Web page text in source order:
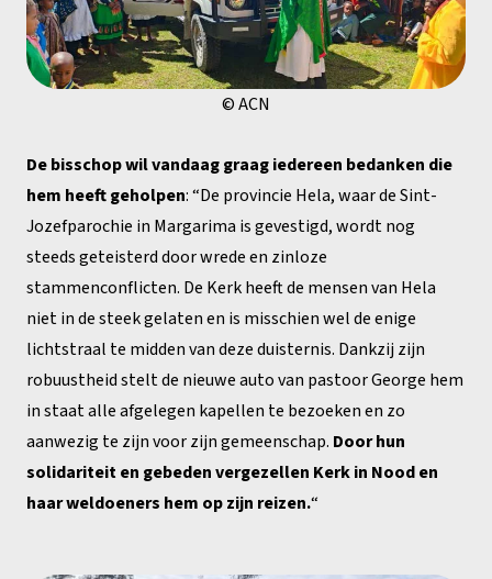
© ACN
De bisschop wil vandaag graag iedereen bedanken die
hem heeft geholpen: “De provincie Hela, waar de Sint-
Jozefparochie in Margarima is gevestigd, wordt nog
steeds geteisterd door wrede en zinloze
stammenconflicten. De Kerk heeft de mensen van Hela
niet in de steek gelaten en is misschien wel de enige
lichtstraal te midden van deze duisternis. Dankzij zijn
robuustheid stelt de nieuwe auto van pastoor George hem
in staat alle afgelegen kapellen te bezoeken en zo
aanwezig te zijn voor zijn gemeenschap. Door hun
solidariteit en gebeden vergezellen Kerk in Nood en
haar weldoeners hem op zijn reizen.“